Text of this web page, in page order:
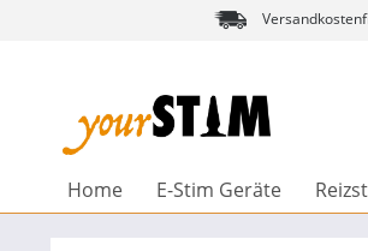
Home E-Stim Geräte